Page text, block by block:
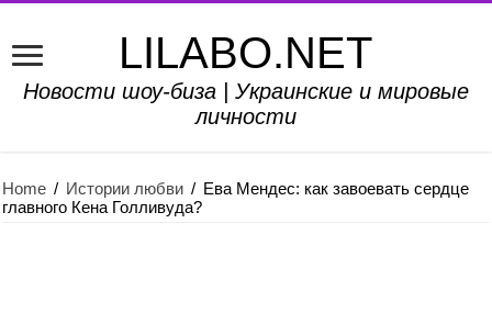
LILABO.NET
Новости шоу-биза | Украинские и мировые
личности
Home / Истории любви / Ева Мендес: как завоевать сердце
главного Кена Голливуда?